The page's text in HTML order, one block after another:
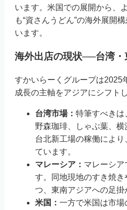
います。米国での展開から、
も“資さんうどん”の海外展開
います。
海外出店の現状──台湾
すかいらーくグループは2025
成長の主軸をアジアにシフト
台湾市場： 特筆すべきは
野森珈琲、しゃぶ葉、横
台北新工場の稼働により
ています。
マレーシア： マレーシア
す。同地現地のすき焼
つ、東南アジアへの足掛
米国： 一方で米国は市